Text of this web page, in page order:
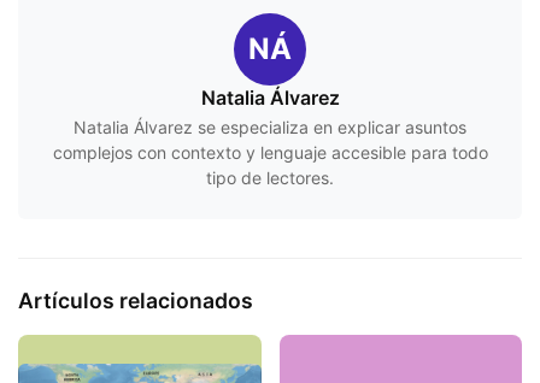
NÁ
Natalia Álvarez
Natalia Álvarez se especializa en explicar asuntos
complejos con contexto y lenguaje accesible para todo
tipo de lectores.
Artículos relacionados